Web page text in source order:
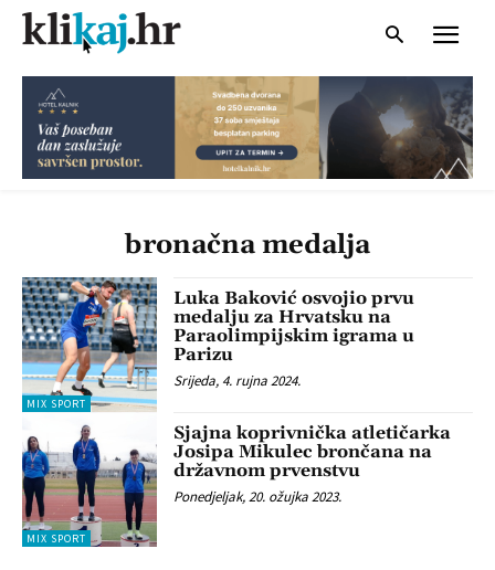
bronačna medalja
MIX SPORT
Luka Baković osvojio prvu
medalju za Hrvatsku na
Paraolimpijskim igrama u
Parizu
Srijeda, 4. rujna 2024.
MIX SPORT
Sjajna koprivnička atletičarka
Josipa Mikulec brončana na
državnom prvenstvu
Ponedjeljak, 20. ožujka 2023.